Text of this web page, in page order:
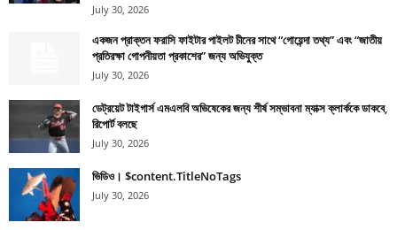
July 30, 2026
একজন প্রাক্তন ফরাসি ফাইটার পাইলট চীনের সাথে “গোয়েন্দা তথ্য” এবং “জাতীয়
প্রতিরক্ষা গোপনীয়তা প্রকাশের” জন্য অভিযুক্ত
July 30, 2026
ডেট্রয়েট টাইগার্স এমএলবি অভিষেকের জন্য শীর্ষ সম্ভাবনা ম্যাক্স ক্লার্ককে ডাকবে,
রিপোর্ট বলছে
July 30, 2026
ভিডিও। $content.TitleNoTags
July 30, 2026